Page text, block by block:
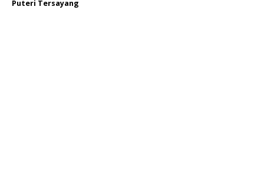
Puteri Tersayang